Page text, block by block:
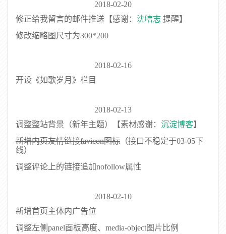
2018-02-20
修正给我留言的邮件推送【感谢： 沈唁志 提醒】
修改缩略图尺寸为300*200
2018-02-16
开设《如歌岁月》栏目
2018-02-13
调整整站背景（新年主题）【素材感谢： 沉淀博客】
新增内页友情链接favicon图标 （接口不稳定于03-05下
线）
调整评论上的链接追加nofollow属性
2018-02-10
新增首页主体内广告位
调整左侧panel面板高度、media-object图片比例